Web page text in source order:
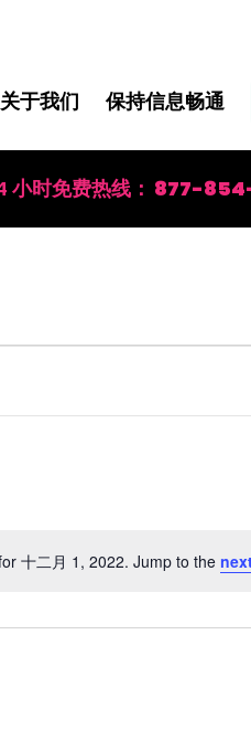
关于我们 保持信息畅通
时免费热线： 877-
Notice
十二月 1, 2022. Jump to the